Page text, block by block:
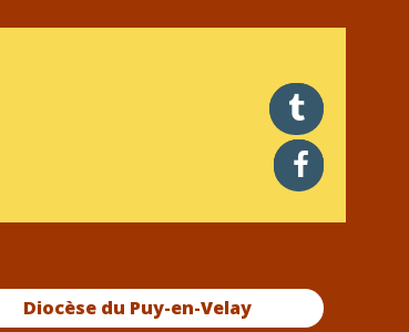
twitter
facebook
Diocèse du Puy-en-Velay